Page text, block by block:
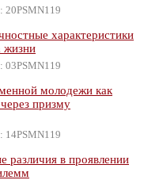
20PSMN119
характеристики
жизни
03PSMN119
молодежи как
призму
14PSMN119
различия в проявлении